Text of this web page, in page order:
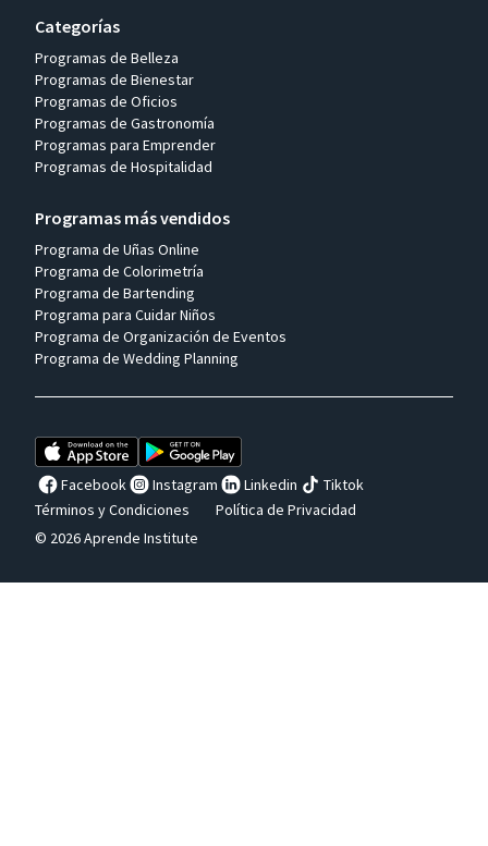
Categorías
Programas de Belleza
Programas de Bienestar
Programas de Oficios
Programas de Gastronomía
Programas para Emprender
Programas de Hospitalidad
Programas más vendidos
Programa de Uñas Online
Programa de Colorimetría
Programa de Bartending
Programa para Cuidar Niños
Programa de Organización de Eventos
Programa de Wedding Planning
Facebook Instagram Linkedin
Tiktok
Términos y Condiciones
Política de Privacidad
© 2026 Aprende Institute